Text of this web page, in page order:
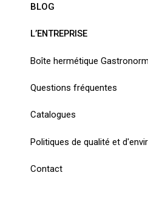
BLOG
L’ENTREPRISE
Boîte hermétique
Questions fréquentes
Catalogues
Politiques de qualité et
Contact